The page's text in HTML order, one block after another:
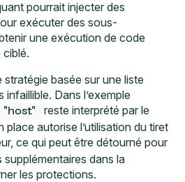
pourrait injecter des
exécuter des sous-
une exécution de code
ciblé.
basée sur une liste
infaillible. Dans l’exemple
"host"
reste interprété par le
place autorise l’utilisation du tiret
ce qui peut être détourné pour
dans la
les protections.